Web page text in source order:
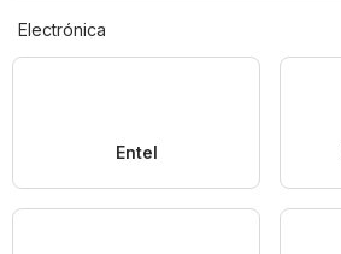
Electrónica
Entel